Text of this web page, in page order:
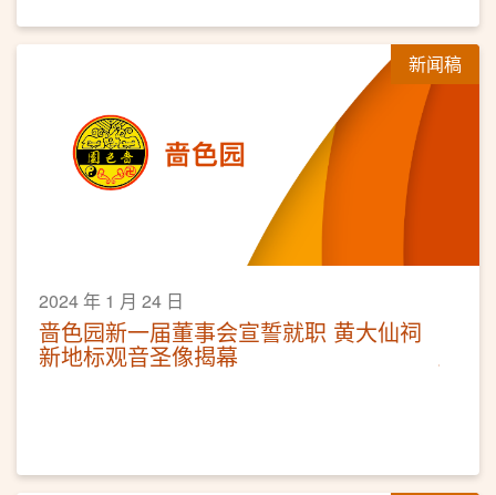
新闻稿
2024 年 1 月 24 日
啬色园新一届董事会宣誓就职 黄大仙祠
新地标观音圣像揭幕